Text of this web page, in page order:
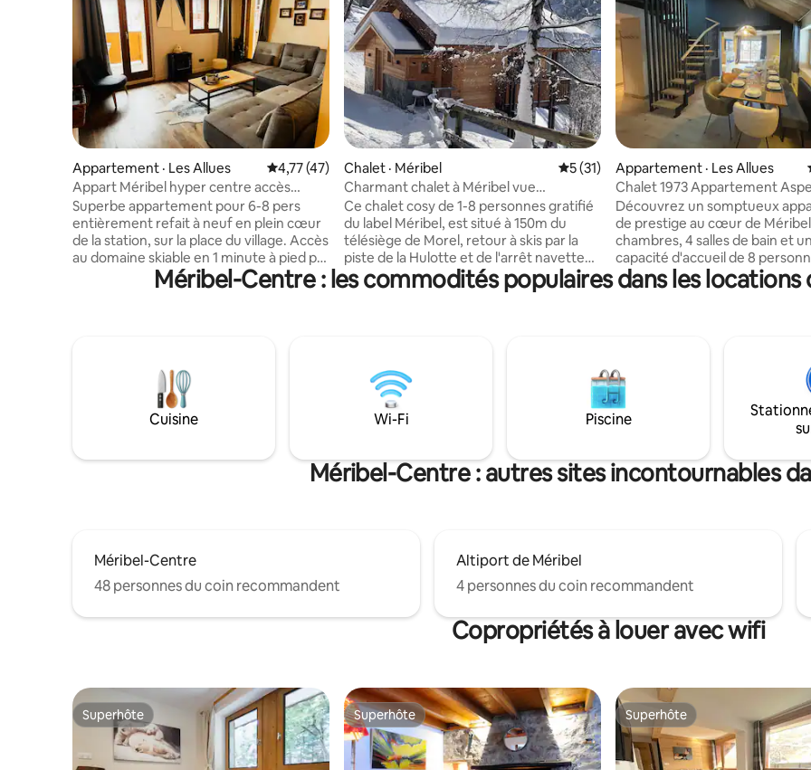
Appartement · Les Allues Note moyenne de 4,77 sur 5, 47 commentaires
4,77 (47)
Appart Méribel hyper centre accès
pistes 6/8 pers
Superbe appartement pour 6-8 pers
entièrement refait à neuf en plein cœur
de la station, sur la place du village. Accès
au domaine skiable en 1 minute à pied par
l'escalator de l'Office du Tourisme. Tous
les commerces se trouvent à proximité
long balcon ensoleillé, vous disposez de
tout le confort nécessaire pour passer
un excellent séjour
Chalet · Méribel Note moyenne de 5 sur 5, 31
5 (31)
Charmant chalet à Méribel vue
d'exception 1-8 p
Ce chalet cosy de 1-8 personnes gratifié
du label Méribel, est situé à 150m du
télésiège de Morel, retour à skis par la
piste de la Hulotte et de l'arrêt navette
gratuite Centre station à 10 minutes à
pied. Ambiance Zen, cosy moderne et
de téléphone. Le soir il est bon de se
relaxer au tour d'un bon feu de
cheminée. Un Parking couvert privé.
Appartement · Les Allues
Chalet 1973 Appartement
Méribel
Découvrez un somptueux
de prestige au cœur de
chambres, 4 salles de bain et
capacité d'accueil de 8
Chalet 1973 est idéalement
cœur du centre station, à seulement 200
environnantes. Profitez de
détente en plein air, que ce
savourer un café matinal ou
couchers de soleil.
Méribel-Centre : les commodités populaires dans les locations
Cuisine Wi-Fi Piscine
Méribel-Centre : autres sites incontournables
Méribel-Centre
48 personnes du coin recommandent
Altiport de Méribel
4 personnes du coin recommandent
Copropriétés à louer avec wifi
Superhôte
Superhôte Superhôte
Superhôte Superhôte
Superhôte